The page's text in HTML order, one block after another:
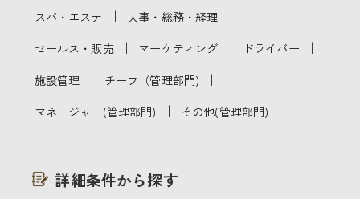
スパ・エステ ｜ 人事・総務・経理 ｜
セールス・販売 ｜ マーケティング ｜ ドライバー ｜
施設管理 ｜ チーフ（管理部門) ｜
マネージャー(管理部門) ｜ その他(管理部門)
詳細条件から探す